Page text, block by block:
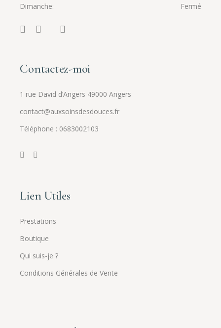
Lien Utiles
Prestations
Boutique
Qui suis-je ?
Conditions Générales de Vente
Contactez-moi
1 rue David d’Angers 49000 Angers
contact@auxsoinsdesdouces.fr
Téléphone : 0683002103
Dimanche
Fermé